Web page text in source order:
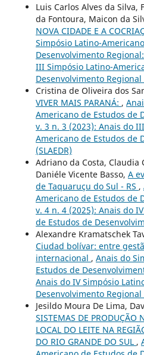
Luis Carlos Alves da
da Fontoura, Maicon da
NOVA CIDADE E A
Simpósio Latino-
Desenvolvimento
III Simpósio Latino-
Desenvolvimento Regional
Cristina de Oliveira dos
VIVER MAIS PARANÁ: ,
Americano de Estudos de
v. 3 n. 3 (2023): Anais do
Americano de Estudos de
(SLAEDR)
Adriano da Costa, Claudia
Daniéle Vicente Basso, A
de Taquaruçu do Sul - RS ,
Americano de Estudos de
v. 4 n. 4 (2025): Anais do
de Estudos de
Alexandre Kramatschek
Ciudad bolívar: entre
internacional , Anais do
Estudos de
Anais do IV Simpósio
Desenvolvimento Regional
Jesildo Moura De Lima,
SISTEMAS DE PRODUÇÃO
LOCAL DO LEITE NA
DO RIO GRANDE DO SUL ,